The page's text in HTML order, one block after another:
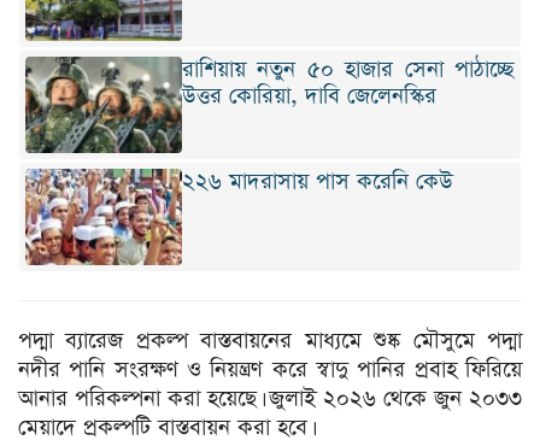
রাশিয়ায় নতুন ৫০ হাজার সেনা পাঠাচ্ছে
উত্তর কোরিয়া, দাবি জেলেনস্কির
২২৬ মাদরাসায় পাস করেনি কেউ
পদ্মা ব্যারেজ প্রকল্প বাস্তবায়নের মাধ্যমে শুষ্ক মৌসুমে পদ্মা
নদীর পানি সংরক্ষণ ও নিয়ন্ত্রণ করে স্বাদু পানির প্রবাহ ফিরিয়ে
আনার পরিকল্পনা করা হয়েছে। জুলাই ২০২৬ থেকে জুন ২০৩৩
মেয়াদে প্রকল্পটি বাস্তবায়ন করা হবে।